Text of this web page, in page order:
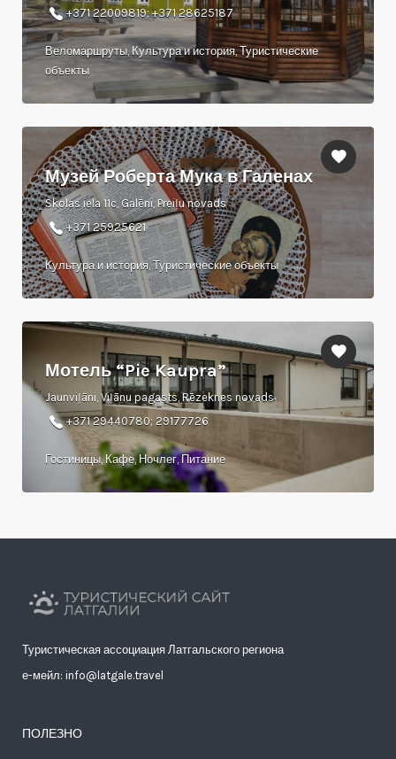
+371 22009819; +371 28625187
Веломаршруты, Культура и история, Туристические
объекты
Музей Роберта Мука в Галенах
Skolas iela 11c, Galēni, Preiļu novads
+371 25925621
Культура и история, Туристические объекты
Мотель “Pie Kaupra”
Jaunviļāni, Viļānu pagasts, Rēzeknes novads
+371 29440780; 29177726
Гостиницы, Кафе, Ночлег, Питание
Туристическая ассоциация Латгальского региона
е-мейл: info@latgale.travel
ПОЛЕЗНО